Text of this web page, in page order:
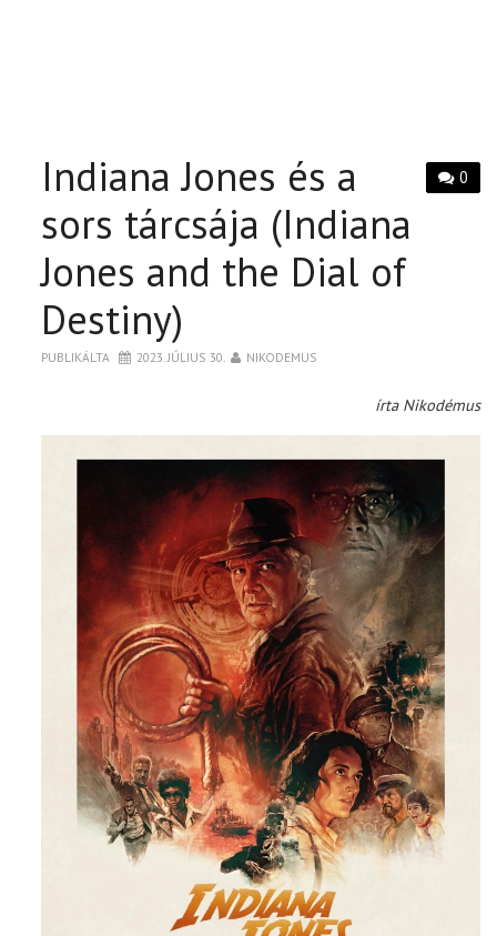
0
Indiana Jones és a
sors tárcsája (Indiana
Jones and the Dial of
Destiny)
PUBLIKÁLTA 2023. JÚLIUS 30. NIKODEMUS
írta Nikodémus